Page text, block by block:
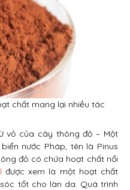
chất mang lại nhiều tác
vỏ của cây thông đỏ – Một
nước Pháp, tên là Pinus
đỏ có chứa hoạt chất nổi
được xem là một hoạt chất
tốt cho làn da. Quá trình